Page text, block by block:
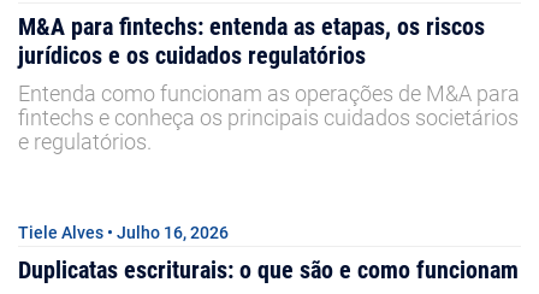
M&A para fintechs: entenda as etapas, os riscos
jurídicos e os cuidados regulatórios
Entenda como funcionam as operações de M&A para
fintechs e conheça os principais cuidados societários
e regulatórios.
Tiele Alves • Julho 16, 2026
Duplicatas escriturais: o que são e como funcionam